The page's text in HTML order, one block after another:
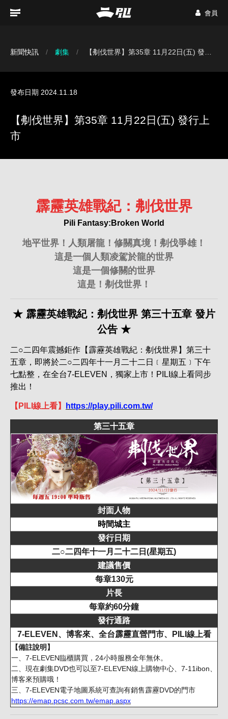
會員
新聞快訊 劇集 【刜伐世界】第35章 11月22日(五) 發行上市
發布日期 2024.11.18
【刜伐世界】第35章 11月22日(五) 發行上
市
霹靂英雄戰紀：刜伐世界
Pili Fantasy:Broken World
地平世界！人類屠龍！修關真境！刜伐爭雄！
這是一個人類凌駕於龍的世界
這是一個修關的世界
這是！刜伐世界！
★ 霹靂英雄戰紀：刜伐世界 第三十五章 發片
公告 ★
二○二四年震撼鉅作【霹靂英雄戰紀：刜伐世界】第三十
五章，即將於二○二四年十一月二十二日﹝星期五﹞下午
七點整，在全台7-ELEVEN，獨家上市！PILI線上看同步
推出！
【PILI線上看】 https://play.pili.com.tw/
第三十五章
封面人物
時間城主
發行日期
二○二四年十一月二十二日(星期五)
建議售價
每章130元
片長
每章約60分鐘
發行通路
7-ELEVEN、博客來、全台霹靂直營門市、PILI線上看
【備註說明】
一、7-ELEVEN臨櫃購買，24小時服務全年無休。
二、現在劇集DVD也可以至7-ELEVEN線上購物中心、7-11ibon、
博客來預購哦！
三、7-ELEVEN電子地圖系統可查詢有銷售霹靂DVD的門市
https://emap.pcsc.com.tw/emap.aspx